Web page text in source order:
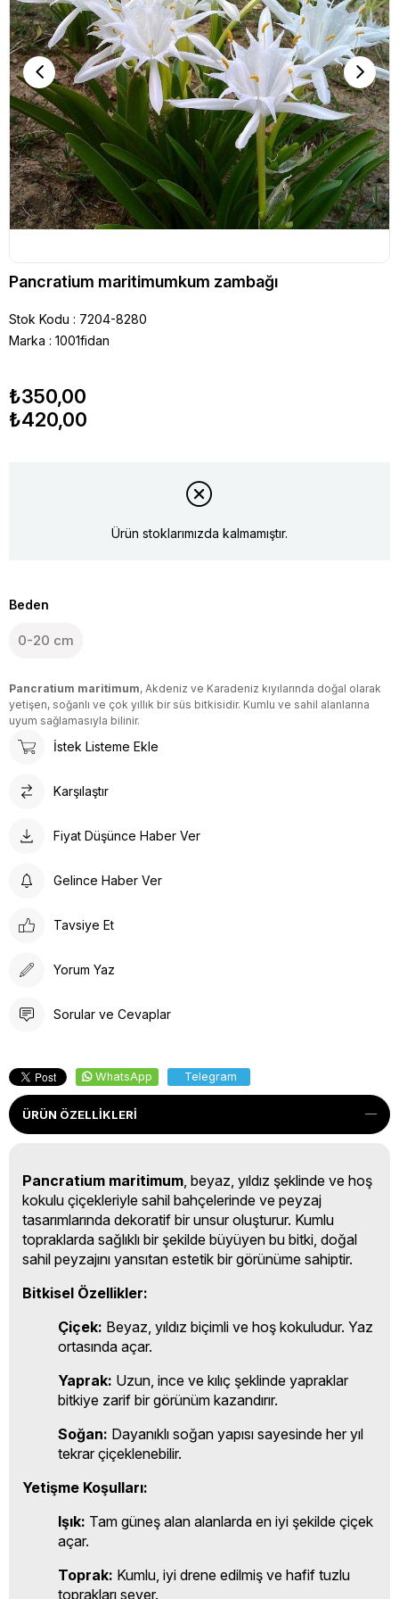
Pancratium maritimumkum zambağı
Stok Kodu
7204-8280
Marka : 1001fidan
₺350,00
₺420,00
Ürün stoklarımızda kalmamıştır.
Beden
0-20 cm
Pancratium maritimum, Akdeniz ve Karadeniz kıyılarında doğal olarak
yetişen, soğanlı ve çok yıllık bir süs bitkisidir. Kumlu ve sahil alanlarına
uyum sağlamasıyla bilinir.
İstek Listeme Ekle
Karşılaştır
Fiyat Düşünce Haber Ver
Gelince Haber Ver
Tavsiye Et
Yorum Yaz
Sorular ve Cevaplar
WhatsApp Telegram
ÜRÜN ÖZELLIKLERI
Pancratium maritimum , beyaz, yıldız şeklinde ve hoş
kokulu çiçekleriyle sahil bahçelerinde ve peyzaj
tasarımlarında dekoratif bir unsur oluşturur. Kumlu
topraklarda sağlıklı bir şekilde büyüyen bu bitki, doğal
sahil peyzajını yansıtan estetik bir görünüme sahiptir.
Bitkisel Özellikler:
Çiçek: Beyaz, yıldız biçimli ve hoş kokuludur. Yaz
ortasında açar.
Yaprak: Uzun, ince ve kılıç şeklinde yapraklar
bitkiye zarif bir görünüm kazandırır.
Soğan: Dayanıklı soğan yapısı sayesinde her yıl
tekrar çiçeklenebilir.
Yetişme Koşulları:
Işık: Tam güneş alan alanlarda en iyi şekilde çiçek
açar.
Toprak: Kumlu, iyi drene edilmiş ve hafif tuzlu
toprakları sever.